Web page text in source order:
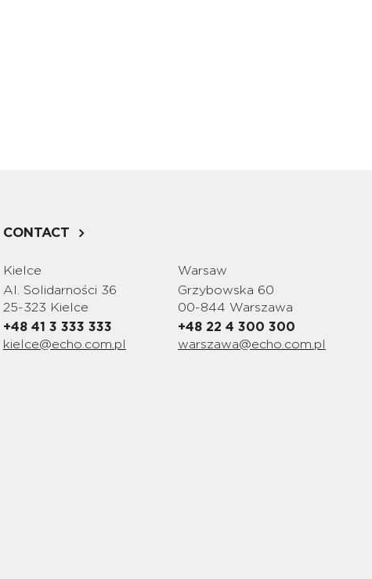
CONTACT
Kielce
Al. Solidarności 36
25-323 Kielce
+48 41 3 333 333
kielce@echo.com.pl
Warsaw
Grzybowska 60
00-844 Warszawa
+48 22 4 300 300
warszawa@echo.com.pl